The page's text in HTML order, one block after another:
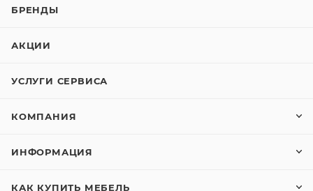
БРЕНДЫ
АКЦИИ
УСЛУГИ СЕРВИСА
КОМПАНИЯ
ИНФОРМАЦИЯ
КАК КУПИТЬ МЕБЕЛЬ